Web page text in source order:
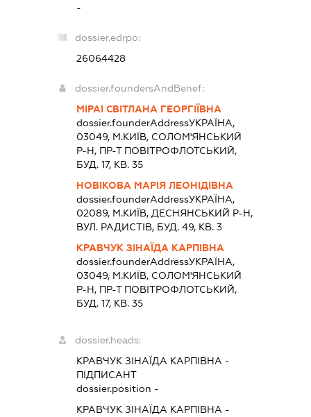
-
dossier.edrpo:
26064428
dossier.foundersAndBenef:
МІРАІ СВІТЛАНА ГЕОРГІЇВНА
dossier.founderAddressУКРАЇНА,
03049, М.КИЇВ, СОЛОМ'ЯНСЬКИЙ
Р-Н, ПР-Т ПОВІТРОФЛОТСЬКИЙ,
БУД. 17, КВ. 35
НОВІКОВА МАРІЯ ЛЕОНІДІВНА
dossier.founderAddressУКРАЇНА,
02089, М.КИЇВ, ДЕСНЯНСЬКИЙ Р-Н,
ВУЛ. РАДИСТІВ, БУД. 49, КВ. 3
КРАВЧУК ЗІНАЇДА КАРПІВНА
dossier.founderAddressУКРАЇНА,
03049, М.КИЇВ, СОЛОМ'ЯНСЬКИЙ
Р-Н, ПР-Т ПОВІТРОФЛОТСЬКИЙ,
БУД. 17, КВ. 35
dossier.heads:
КРАВЧУК ЗІНАЇДА КАРПІВНА -
ПІДПИСАНТ
dossier.position -
КРАВЧУК ЗІНАЇДА КАРПІВНА -